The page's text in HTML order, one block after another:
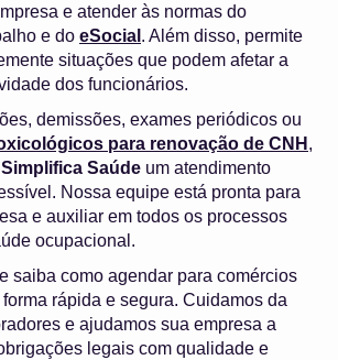
e atender às normas do
e do eSocial . Além disso, permite
situações que podem afetar a
dos funcionários.
demissões, exames periódicos ou
para renovação de CNH ,
Simplifica Saúde um atendimento
Nossa equipe está pronta para
e auxiliar em todos os processos
ocupacional.
saiba como agendar para comércios
rápida e segura. Cuidamos da
e ajudamos sua empresa a
legais com qualidade e